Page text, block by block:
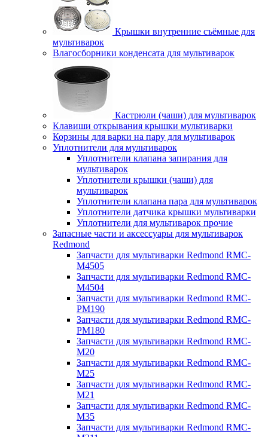
Крышки внутренние съёмные для
мультиварок
Влагосборники конденсата для мультиварок
Кастрюли (чаши) для мультиварок
Клавиши открывания крышки мультиварки
Корзины для варки на пару для мультиварок
Уплотнители для мультиварок
Уплотнители клапана запирания для
мультиварок
Уплотнители крышки (чаши) для
мультиварок
Уплотнители клапана пара для мультиварок
Уплотнители датчика крышки мультиварки
Уплотнители для мультиварок прочие
Запасные части и аксессуары для мультиварок
Redmond
Запчасти для мультиварки Redmond RMC-
M4505
Запчасти для мультиварки Redmond RMC-
M4504
Запчасти для мультиварки Redmond RMC-
PM190
Запчасти для мультиварки Redmond RMC-
PM180
Запчасти для мультиварки Redmond RMC-
M20
Запчасти для мультиварки Redmond RMC-
M25
Запчасти для мультиварки Redmond RMC-
M21
Запчасти для мультиварки Redmond RMC-
M35
Запчасти для мультиварки Redmond RMC-